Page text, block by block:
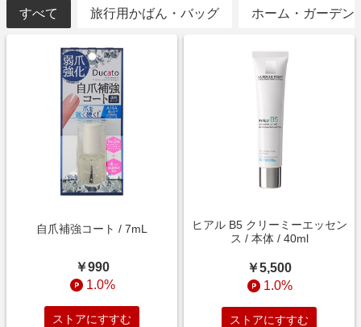
すべて 旅行用かばん・バッグ ホーム・ガーデン
自爪補強コート / 7mL
￥990
1.0%
ストアにすすむ
ヒアル B5 クリーミーエッセン
ス / 本体 / 40ml
￥5,500
1.0%
ストアにすすむ